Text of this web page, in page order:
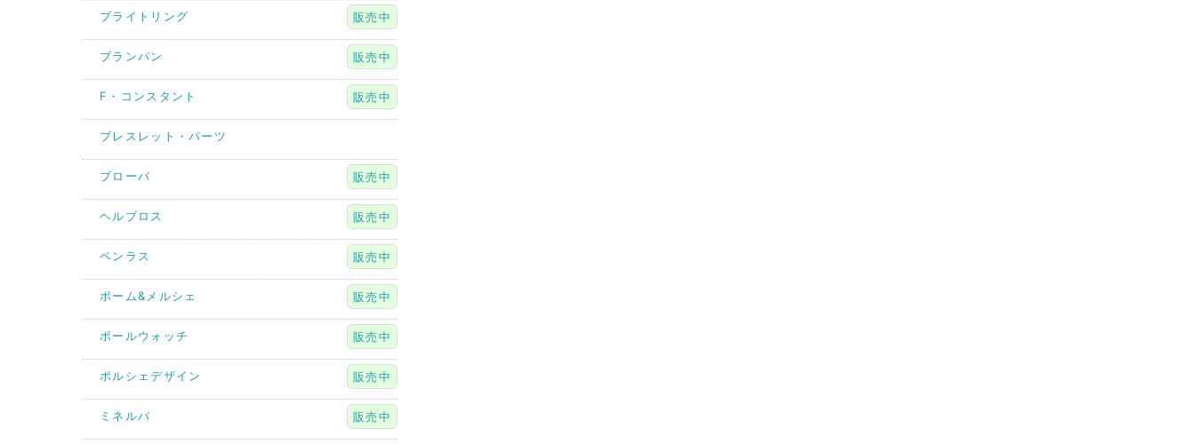
ブライトリング 販売中
ブランパン 販売中
F・コンスタント 販売中
ブレスレット・パーツ
ブローバ 販売中
ヘルブロス 販売中
ベンラス 販売中
ボーム&メルシェ 販売中
ボールウォッチ 販売中
ポルシェデザイン 販売中
ミネルバ 販売中